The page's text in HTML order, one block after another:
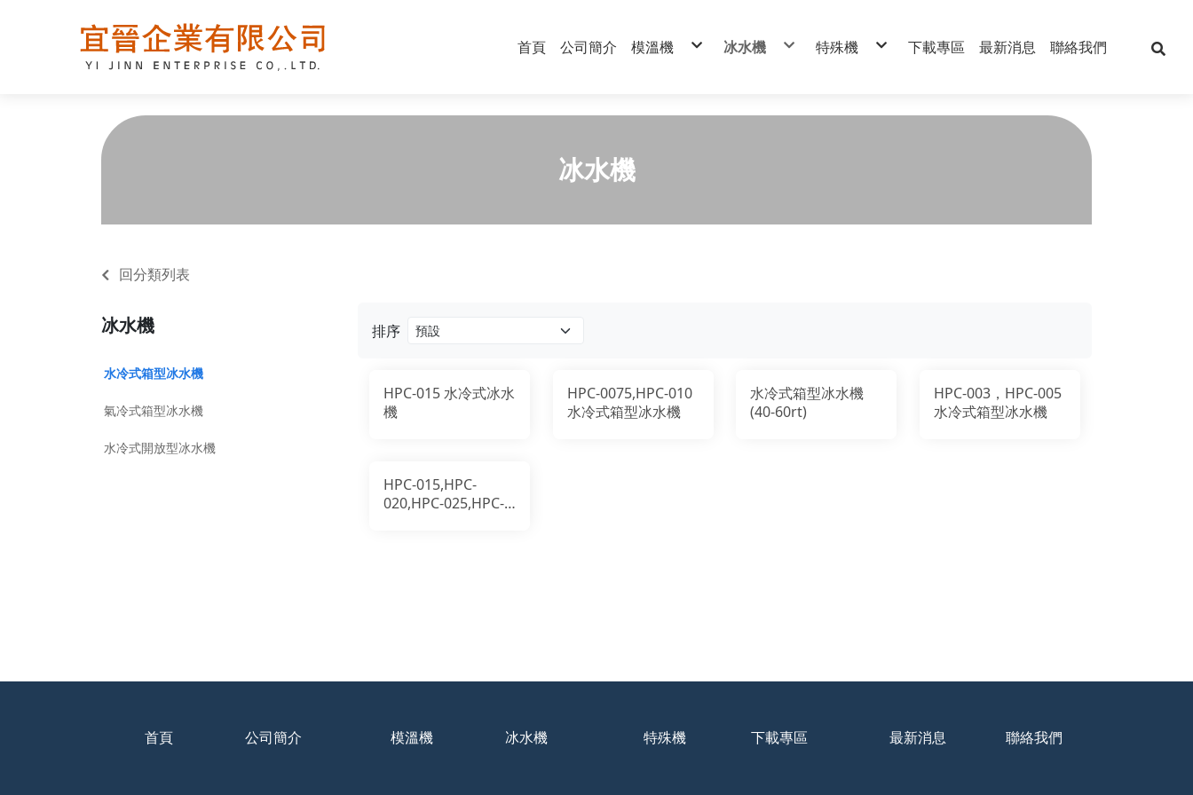
首頁 公司簡介 模溫機 冰水機 特殊機 下載專區 最新消息 聯絡我們
冰水機
回分類列表
排序
HPC-015 水冷式冰水
機
HPC-0075,HPC-010
水冷式箱型冰水機
水冷式箱型冰水機
(40-60rt)
HPC-003，HPC-005
水冷式箱型冰水機
HPC-015,HPC-
020,HPC-025,HPC-
冰水機
水冷式箱型冰水機
氣冷式箱型冰水機
水冷式開放型冰水機
首頁 公司簡介 模溫機 冰水機 特殊機 下載專區 最新消息 聯絡我們